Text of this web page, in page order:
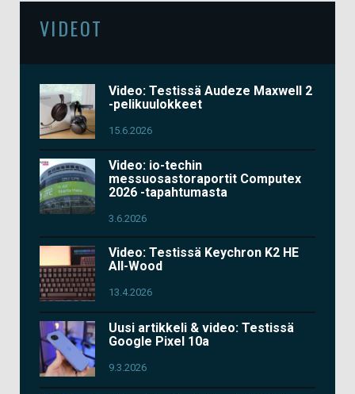
VIDEOT
Video: Testissä Audeze Maxwell 2
-pelikuulokkeet
15.6.2026
Video: io-techin
messuosastoraportit Computex
2026 -tapahtumasta
3.6.2026
Video: Testissä Keychron K2 HE
All-Wood
13.4.2026
Uusi artikkeli & video: Testissä
Google Pixel 10a
9.3.2026